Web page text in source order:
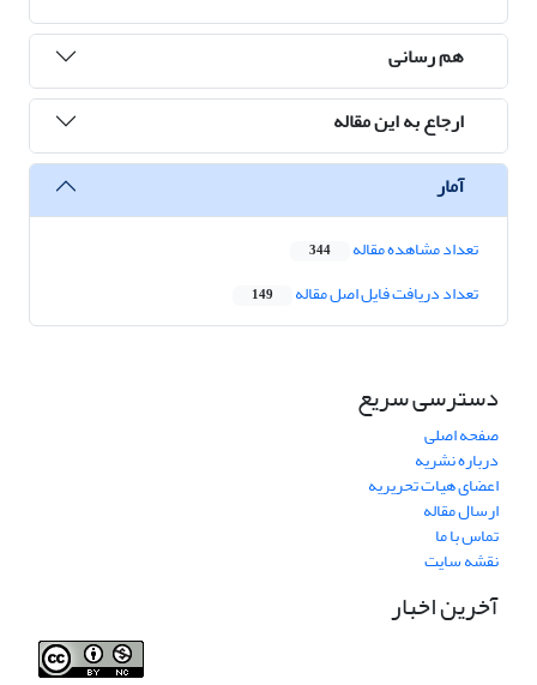
هم رسانی
ارجاع به این مقاله
آمار
تعداد مشاهده مقاله 344
تعداد دریافت فایل اصل مقاله 149
دسترسی سریع
صفحه اصلی
درباره نشریه
اعضای هیات تحریریه
ارسال مقاله
تماس با ما
نقشه سایت
آخرین اخبار